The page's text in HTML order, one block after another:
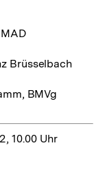
Brüsselbach
BMVg
10.00 Uhr